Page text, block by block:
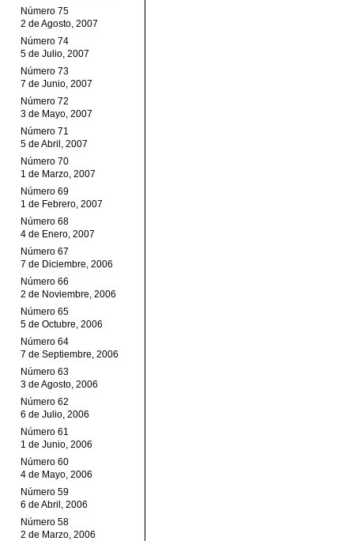
Número 75
2 de Agosto, 2007
Número 74
5 de Julio, 2007
Número 73
7 de Junio, 2007
Número 72
3 de Mayo, 2007
Número 71
5 de Abril, 2007
Número 70
1 de Marzo, 2007
Número 69
1 de Febrero, 2007
Número 68
4 de Enero, 2007
Número 67
7 de Diciembre, 2006
Número 66
2 de Noviembre, 2006
Número 65
5 de Octubre, 2006
Número 64
7 de Septiembre, 2006
Número 63
3 de Agosto, 2006
Número 62
6 de Julio, 2006
Número 61
1 de Junio, 2006
Número 60
4 de Mayo, 2006
Número 59
6 de Abril, 2006
Número 58
2 de Marzo, 2006